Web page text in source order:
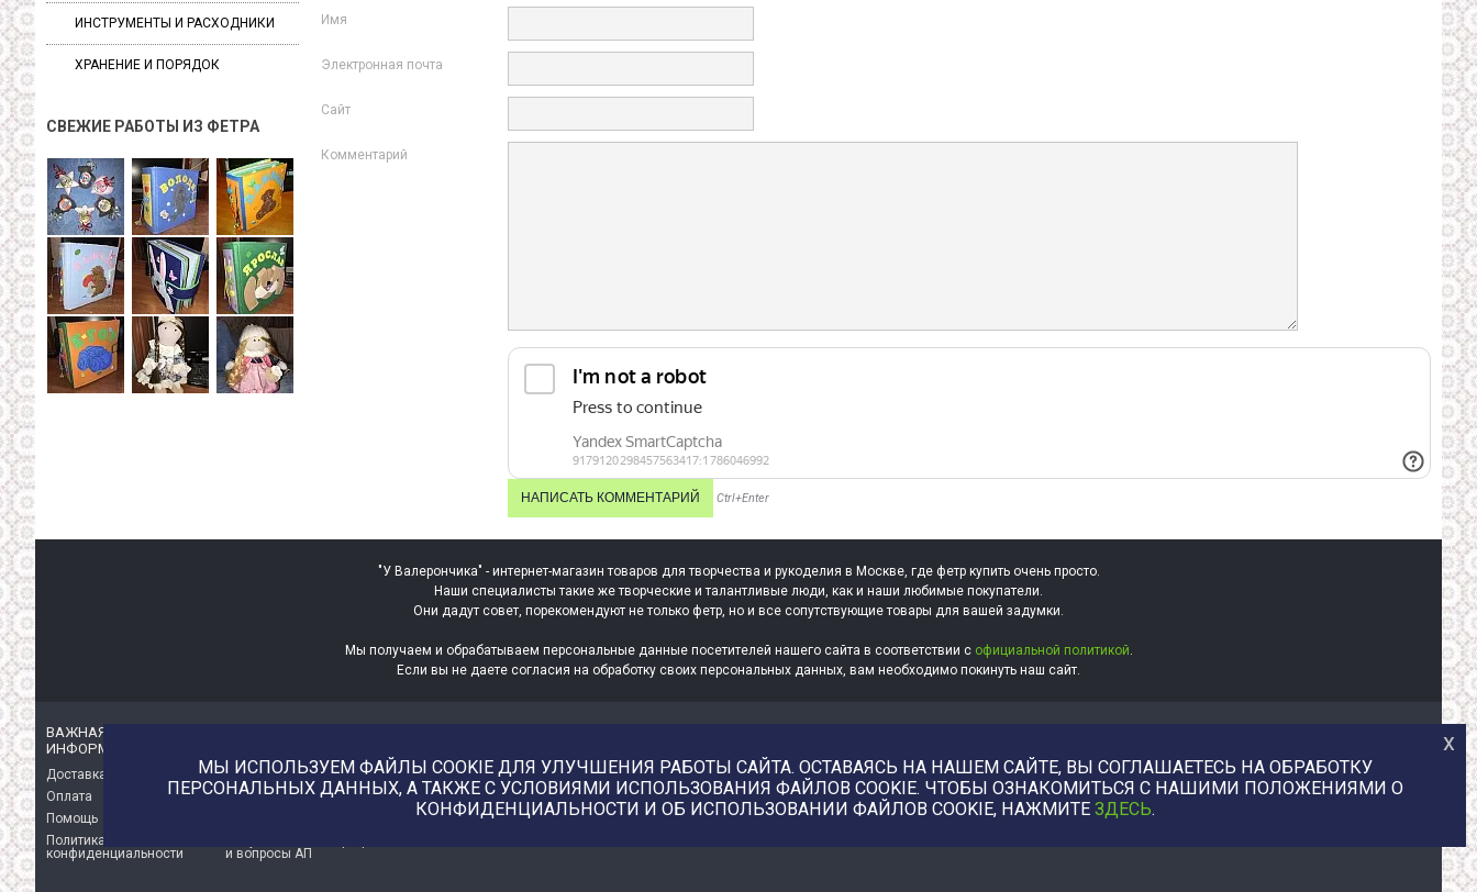
ИНСТРУМЕНТЫ И РАСХОДНИКИ
ХРАНЕНИЕ И ПОРЯДОК
СВЕЖИЕ РАБОТЫ ИЗ ФЕТРА
Имя
Электронная почта
Сайт
Комментарий
Ctrl+Enter
"У Валерончика" - интернет-магазин товаров для творчества и рукоделия в Москве, где фетр купить очень просто.
Наши специалисты такие же творческие и талантливые люди, как и наши любимые покупатели.
Они дадут совет, порекомендуют не только фетр, но и все сопутствующие товары для вашей задумки.
Мы получаем и обрабатываем персональные данные посетителей нашего сайта в соответствии с официальной политикой.
Если вы не даете согласия на обработку своих персональных данных, вам необходимо покинуть наш сайт.
ВАЖНАЯ
ИНФОРМАЦИЯ
Доставка
Оплата
Помощь
Политика
конфиденциальности
О магазине
Немного о нас!
и вопросы АП
info@uvaleronchika.ru
2013 © У Валерончика, 2026
Купить фотографии, иллюстрации, любой цифровой товар напрямую от авторов. Маркетплей
х
МЫ ИСПОЛЬЗУЕМ ФАЙЛЫ COOKIE ДЛЯ УЛУЧШЕНИЯ РАБОТЫ САЙТА. ОСТАВАЯСЬ НА НАШЕМ САЙТЕ, ВЫ СОГЛАШАЕТЕСЬ НА ОБРАБОТКУ
ПЕРСОНАЛЬНЫХ ДАННЫХ, А ТАКЖЕ С УСЛОВИЯМИ ИСПОЛЬЗОВАНИЯ ФАЙЛОВ COOKIE. ЧТОБЫ ОЗНАКОМИТЬСЯ С НАШИМИ ПОЛОЖЕНИЯМИ О
КОНФИДЕНЦИАЛЬНОСТИ И ОБ ИСПОЛЬЗОВАНИИ ФАЙЛОВ COOKIE, НАЖМИТЕ ЗДЕСЬ.